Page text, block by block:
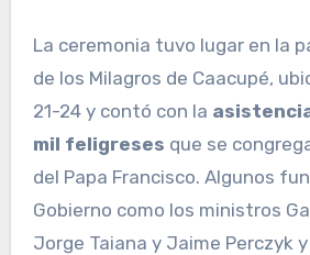
La ceremonia tuvo lugar en la
de los Milagros de Caacupé,
21-24 y contó con la
mil feligreses que se
del Papa Francisco. Algunos
Gobierno como los ministros
Jorge Taiana y Jaime Perczyk